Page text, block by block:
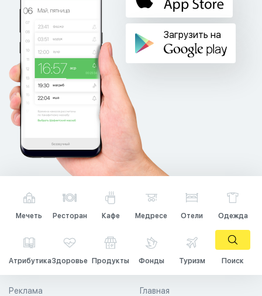
Загрузить на
Мечеть Ресторан Кафе Медресе Отели Одежда
АтрибутикаЗдоровье Продукты Фонды Туризм Поиск
Главная
Реклама